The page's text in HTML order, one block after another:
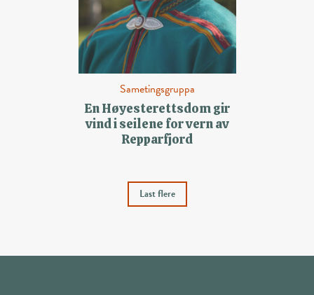
Sametingsgruppa
En Høyesterettsdom gir
vind i seilene for vern av
Repparfjord
Last flere